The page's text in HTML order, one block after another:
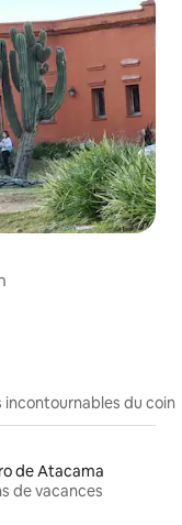
incontournables du coin
de Atacama
de vacances